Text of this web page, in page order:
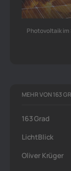
Photovoltaik im
MEHR VON 163
163 Grad
LichtBlick
Oliver Krüger